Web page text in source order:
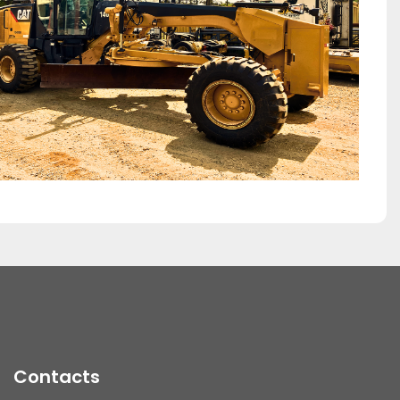
Contacts